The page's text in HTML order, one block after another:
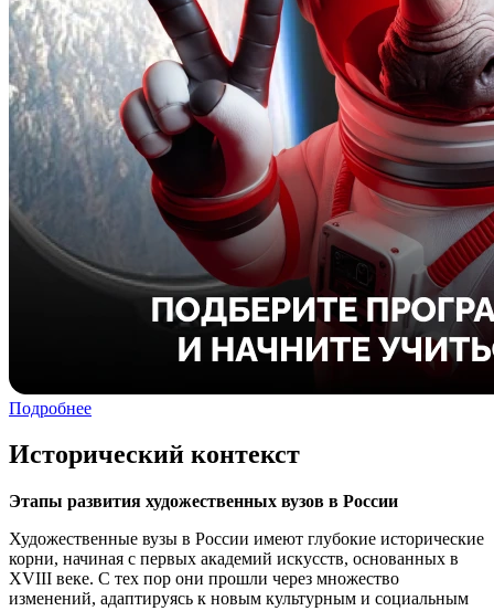
Подробнее
Исторический контекст
Этапы развития художественных вузов в России
Художественные вузы в России имеют глубокие исторические
корни, начиная с первых академий искусств, основанных в
XVIII веке. С тех пор они прошли через множество
изменений, адаптируясь к новым культурным и социальным